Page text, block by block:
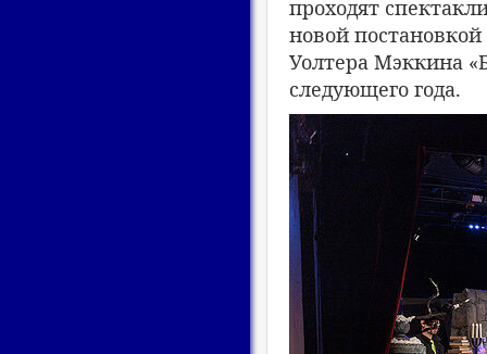
проходят
новой
Уолтера Мэккина
следующего года.